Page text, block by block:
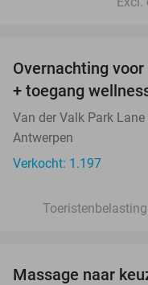
Overnachting
+ toegang
Van der Valk Park
Antwerpen
Verkocht: 1.197
Massage naar